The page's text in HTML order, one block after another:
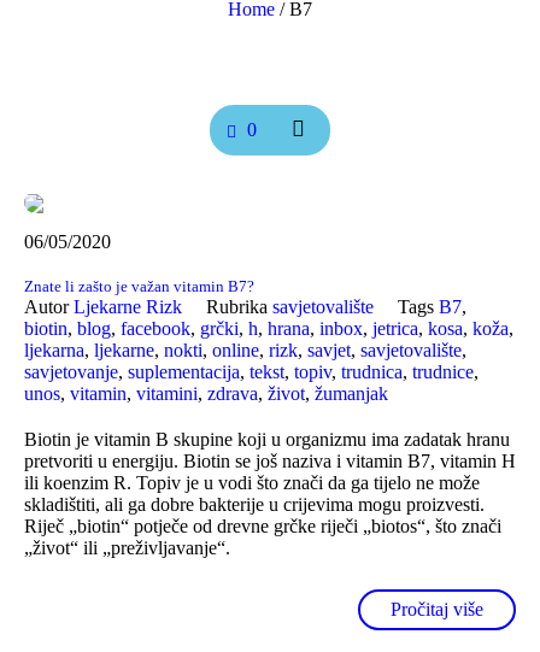
Home /B7
0
06/05/2020
Znate li zašto je važan vitamin B7?
AutorLjekarne Rizk Rubrika savjetovalište Tags B7,
biotin, blog, facebook, grčki, h, hrana, inbox, jetrica, kosa, koža,
ljekarna, ljekarne, nokti, online, rizk, savjet, savjetovalište,
savjetovanje, suplementacija, tekst, topiv, trudnica, trudnice,
unos, vitamin, vitamini, zdrava, život, žumanjak
Biotin je vitamin B skupine koji u organizmu ima zadatak hranu
pretvoriti u energiju. Biotin se još naziva i vitamin B7, vitamin H
ili koenzim R. Topiv je u vodi što znači da ga tijelo ne može
skladištiti, ali ga dobre bakterije u crijevima mogu proizvesti.
Riječ „biotin“ potječe od drevne grčke riječi „biotos“, što znači
„život“ ili „preživljavanje“.
Pročitaj više